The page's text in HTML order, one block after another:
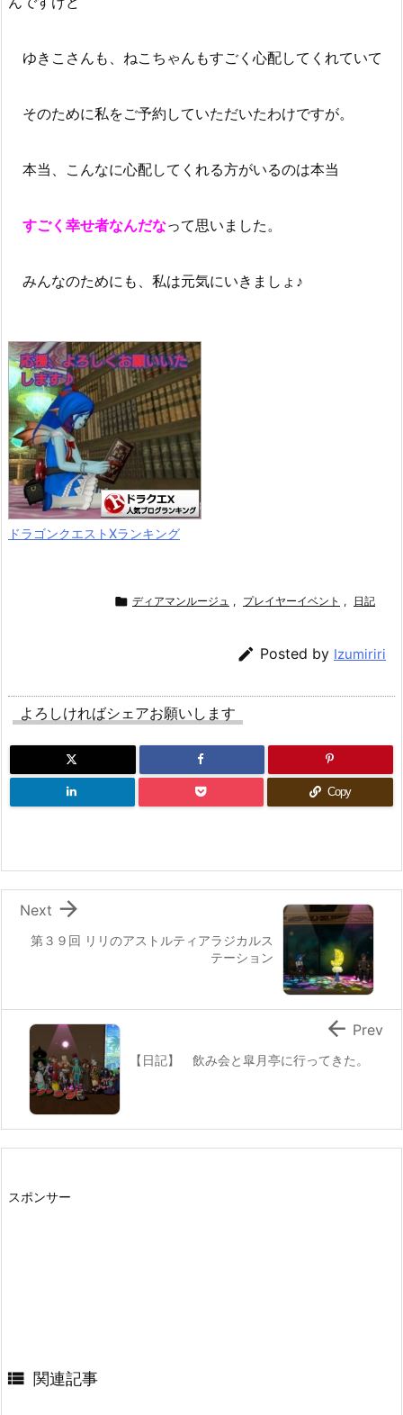
ゆきこさんも、ねこちゃんもすごく心配してくれていて
そのために私をご予約していただいたわけですが。
本当、こんなに心配してくれる方がいるのは本当
すごく幸せ者なんだなって思いました。
みんなのためにも、私は元気にいきましょ♪
ドラゴンクエストXランキング
 ディアマンルージュ , プレイヤーイベント , 日記
 Posted by Izumiriri
よろしければシェアお願いします
Copy
第３９回 リリのアストルティアラジカルス
テーション

Next
【日記】 飲み会と皐月亭に行ってきた。
 Prev
スポンサー
 関連記事